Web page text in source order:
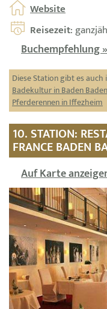
Website
Reisezeit:
Buchempfehlung »
Diese Station gibt es auch
Badekultur in Baden Baden
Pferderennen in Iffezheim
10. STATION:
FRANCE BADEN
Auf Karte